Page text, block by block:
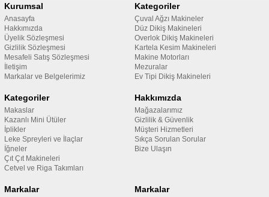
Kurumsal
Anasayfa
Hakkımızda
Üyelik Sözleşmesi
Gizlilik Sözleşmesi
Mesafeli Satış Sözleşmesi
İletişim
Markalar ve Belgelerimiz
Kategoriler
Çuval Ağzı Makineler
Düz Dikiş Makineleri
Overlok Dikiş Makineleri
Kartela Kesim Makineleri
Makine Motorları
Mezuralar
Ev Tipi Dikiş Makineleri
Kategoriler
Makaslar
Kazanlı Mini Ütüler
İplikler
Leke Spreyleri ve İlaçlar
İğneler
Çıt Çıt Makineleri
Cetvel ve Riga Takımları
Hakkımızda
Mağazalarımız
Gizlilik & Güvenlik
Müşteri Hizmetleri
Sıkça Sorulan Sorular
Bize Ulaşın
Markalar Markalar